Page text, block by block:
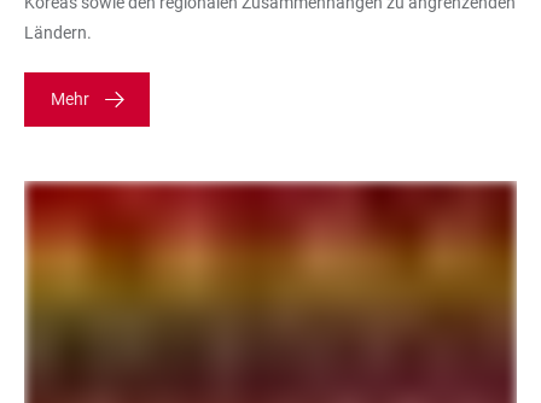
Ländern.
Mehr